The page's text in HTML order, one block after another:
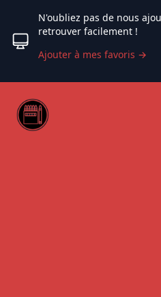
N'oubliez pas de nous
retrouver facilement !
Ajouter à mes favoris →
Web coloriage